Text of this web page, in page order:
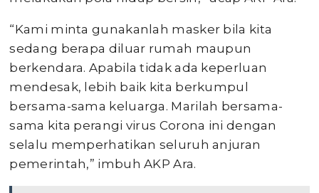
“Kami minta gunakanlah masker bila kita
sedang berapa diluar rumah maupun
berkendara. Apabila tidak ada keperluan
mendesak, lebih baik kita berkumpul
bersama-sama keluarga. Marilah bersama-
sama kita perangi virus Corona ini dengan
selalu memperhatikan seluruh anjuran
pemerintah,” imbuh AKP Ara.